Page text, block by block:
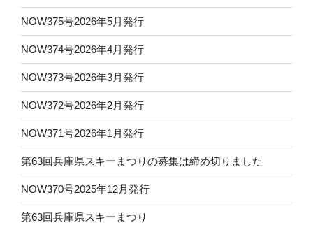
NOW375号2026年5月発行
NOW374号2026年4月発行
NOW373号2026年3月発行
NOW372号2026年2月発行
NOW371号2026年1月発行
第63回兵庫県スキーまつりの募集は締め切りました
NOW370号2025年12月発行
第63回兵庫県スキーまつり